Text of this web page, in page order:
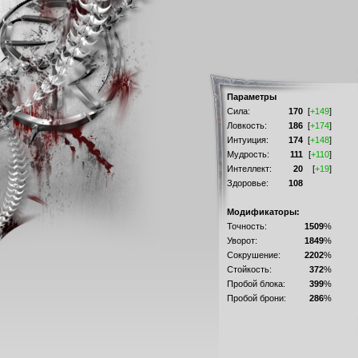
Параметры
Сила:
170 [+149]
Ловкость:
186 [+174]
Интуиция:
174 [+148]
Мудрость:
111 [+110]
Интеллект:
20 [+19]
Здоровье:
108
Модификаторы:
Точность:
1509%
Уворот:
1849%
Сокрушение:
2202%
Стойкость:
372%
Пробой блока:
399%
Пробой брони:
286%